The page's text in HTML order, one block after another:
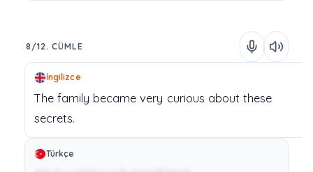
8/12. CÜMLE
İngilizce
The family became very curious about these
secrets.
Türkçe